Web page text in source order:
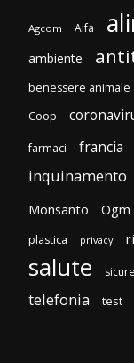
Agcom Aifa
ambiente
benessere animale
Coop
farmaci francia
inquinamento
Monsanto Ogm
plastica privacy
salute
telefonia test